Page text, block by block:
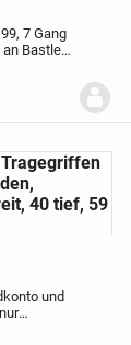
7 Gang
Bastler,
sollte
40 tief, 59
und